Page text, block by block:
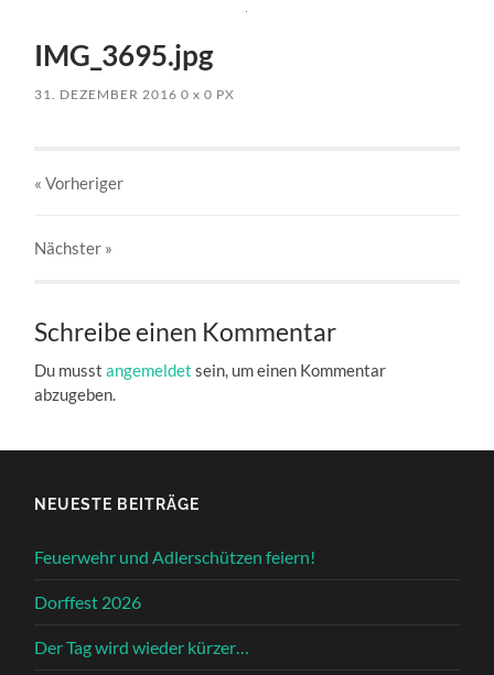
IMG_3695.jpg
31. DEZEMBER 2016 0x 0 PX
« Vorheriger
Nächster »
Schreibe einen Kommentar
Du musstangemeldet sein, um einen Kommentar
abzugeben.
NEUESTE BEITRÄGE
Feuerwehr und Adlerschützen feiern!
Dorffest 2026
Der Tag wird wieder kürzer…